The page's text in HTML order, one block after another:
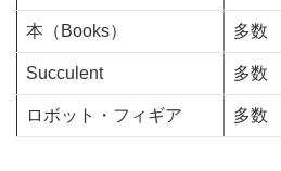
本（Books） 多数
Succulent 多数
ロボット・フィギア 多数